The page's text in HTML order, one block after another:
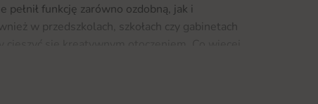
pełnił funkcję zarówno ozdobną, jak i
w przedszkolach, szkołach czy gabinetach
tematycznej dekoracji, np. w